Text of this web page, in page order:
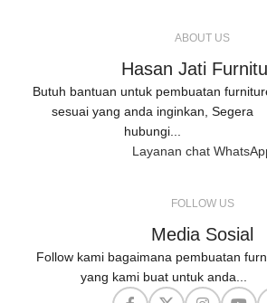
ABOUT US
Hasan Jati
Butuh bantuan untuk pembuatan
sesuai yang anda inginkan, Segera
hubungi...
Layanan chat
FOLLOW US
Media Sosial
Follow kami bagaimana pembuatan
yang kami buat untuk anda...